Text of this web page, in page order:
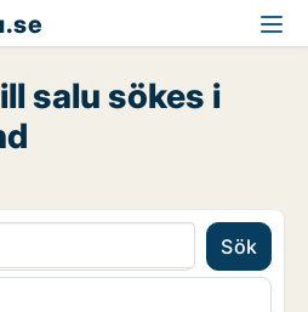
salu sökes i
Sök